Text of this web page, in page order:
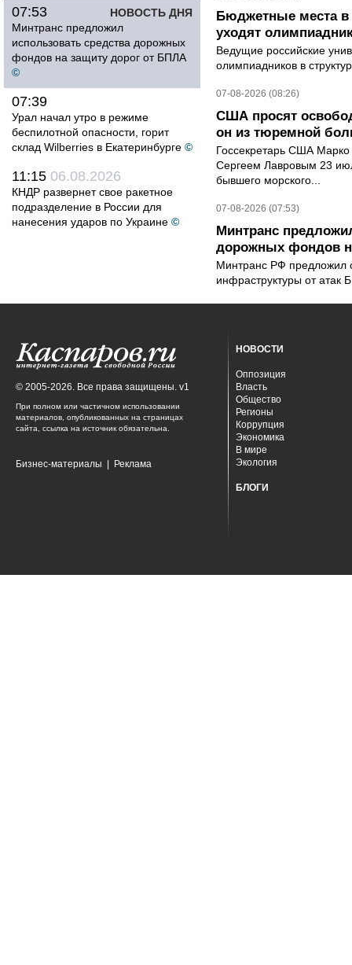
НОВОСТЬ ДНЯ
07:53
Минтранс предложил
использовать средства дорожных
фондов на защиту дорог от БПЛА
©
07:39
Урал начал утро в режиме
беспилотной опасности, горит
склад Wilberries в Екатеринбурге ©
11:15 06.08.2026
КНДР развернет свое ракетное
подразделение в России для
нанесения ударов по Украине ©
Бюджетные места в
уходят
Ведущие российские
олимпиадников в
07-08-2026 (08:26)
США просят
он из тюремной
Госсекретарь США
Сергеем Лавровым 23
бывшего морского...
07-08-2026 (07:53)
Минтранс
дорожных фондов
Минтранс РФ предложил
инфраструктуры от атак
© 2005-2026. Все права защищены. v1
При полном или частичном использовании
материалов, опубликованных на страницах
сайта, ссылка на источник обязательна.
Бизнес-материалы Реклама
НОВОСТИ
Оппозиция
Власть
Общество
Регионы
Коррупция
Экономика
В мире
Экология
БЛОГИ